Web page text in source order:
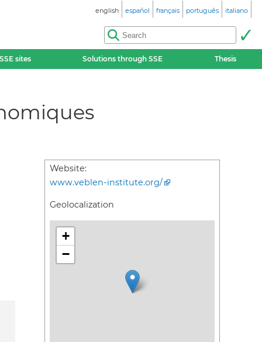
english español français português italiano
SSE sites Solutions through SSE Thesis
Website:
www.veblen-institute.org/
Geolocalization
+
−